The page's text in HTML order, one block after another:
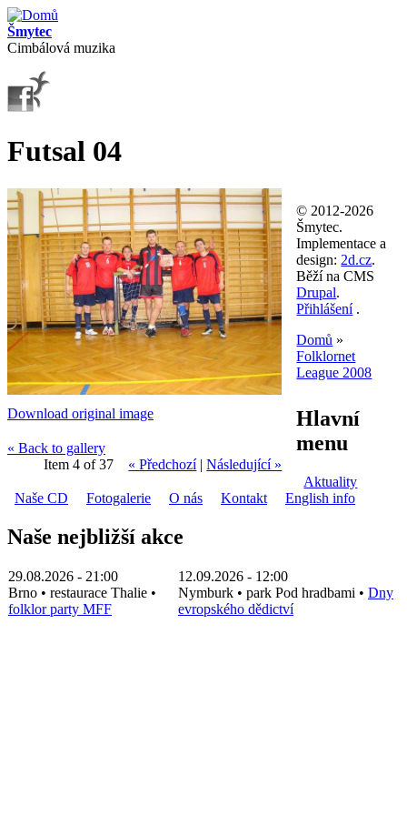
Přejít k hlavnímu obsahu
Šmytec
Cimbálová muzika
Futsal 04
Download original image
« Back to gallery
Item 4 of 37
« Předchozí|Následující »
© 2012-2026
Šmytec.
Implementace a
design: 2d.cz.
Běží na CMS
Drupal.
Přihlášení.
Jste zde
Domů »
Folklornet
League 2008
Hlavní
menu
Aktuality
Naše CD
Fotogalerie O nás Kontakt English info
Naše nejbližší akce
29.08.2026 - 21:00
Brno • restaurace Thalie •
folklor party MFF
12.09.2026 - 12:00
Nymburk • park Pod hradbami • Dny
evropského dědictví